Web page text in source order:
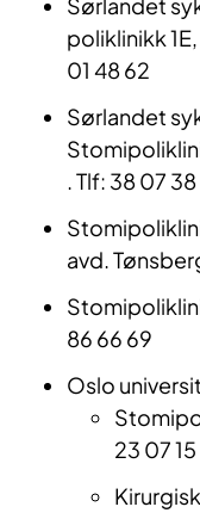
poliklinikk
01 48 62
Sørlandet
. Tlf: 38 07
avd.
86 66 69
Oslo
23 07